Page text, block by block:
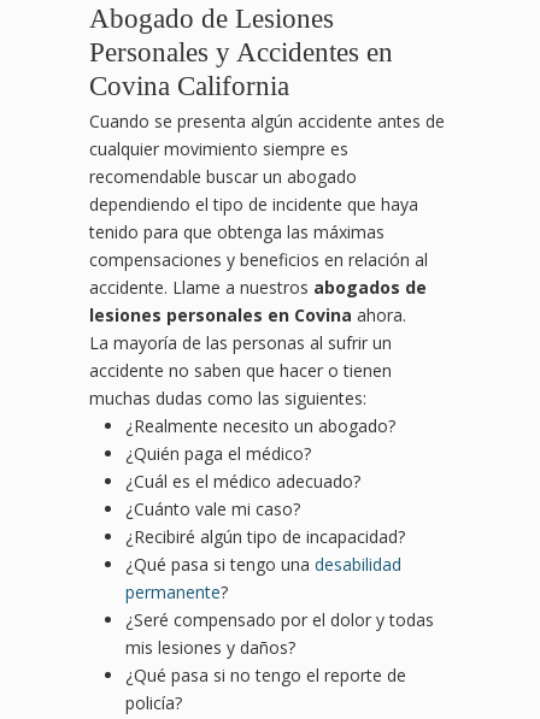
Abogado de Lesiones
Personales y Accidentes en
Covina California
Cuando se presenta algún accidente antes de
cualquier movimiento siempre es
recomendable buscar un abogado
dependiendo el tipo de incidente que haya
tenido para que obtenga las máximas
compensaciones y beneficios en relación al
accidente. Llame a nuestros abogados de
lesiones personales en Covina ahora.
La mayoría de las personas al sufrir un
accidente no saben que hacer o tienen
muchas dudas como las siguientes:
¿Realmente necesito un abogado?
¿Quién paga el médico?
¿Cuál es el médico adecuado?
¿Cuánto vale mi caso?
¿Recibiré algún tipo de incapacidad?
¿Qué pasa si tengo una desabilidad
permanente?
¿Seré compensado por el dolor y todas
mis lesiones y daños?
¿Qué pasa si no tengo el reporte de
policía?